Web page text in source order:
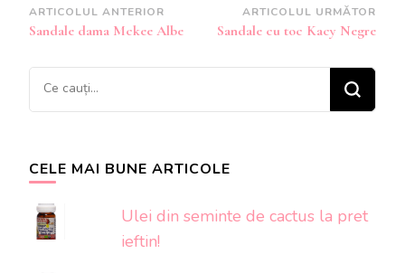
Navigare
în
articole
ARTICOLUL ANTERIOR
Sandale dama Mckee Albe
ARTICOLUL URMĂTOR
Sandale cu toc Kacy Negre
Cauți
ceva?
CELE MAI BUNE ARTICOLE
Ulei din seminte de cactus la pret
ieftin!